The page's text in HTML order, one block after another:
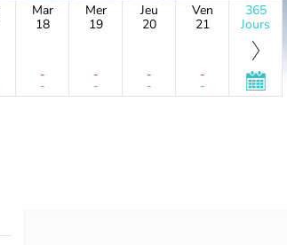
Mar
18
-
-
Mer
19
-
-
Jeu
20
-
-
Ven
21
-
-
365
Jours